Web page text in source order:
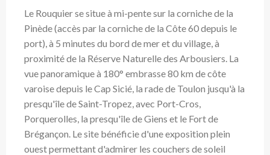
Le Rouquier se situe à mi-pente sur la corniche de la
Pinède (accès par la corniche de la Côte 60 depuis le
port), à 5 minutes du bord de mer et du village, à
proximité de la Réserve Naturelle des Arbousiers. La
vue panoramique à 180° embrasse 80 km de côte
varoise depuis le Cap Sicié, la rade de Toulon jusqu'à la
presqu'île de Saint-Tropez, avec Port-Cros,
Porquerolles, la presqu'île de Giens et le Fort de
Brégançon. Le site bénéficie d'une exposition plein
ouest permettant d'admirer les couchers de soleil